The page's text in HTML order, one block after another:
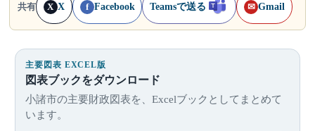
共有 X X f Facebook Teamsで送る ✉ Gmail
主要図表 EXCEL版
図表ブックをダウンロード
小諸市の主要財政図表を、Excelブックとしてまとめて
います。